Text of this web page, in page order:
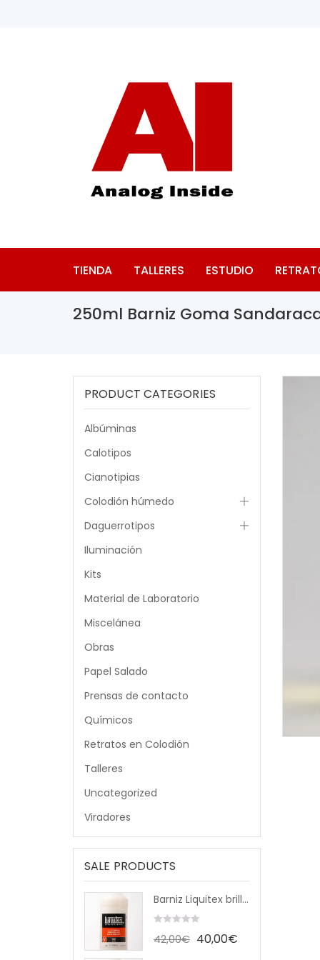
TIENDA TALLERES ESTUDIO
250ml Barniz Goma
PRODUCT CATEGORIES
Albúminas
Calotipos
Cianotipias
Colodión húmedo
Daguerrotipos
Iluminación
Kits
Material de Laboratorio
Miscelánea
Obras
Papel Salado
Prensas de contacto
Químicos
Retratos en Colodión
Talleres
Uncategorized
Viradores
SALE PRODUCTS
Barniz Liquitex brillante 946ml
out
42,00€ El
40,00€